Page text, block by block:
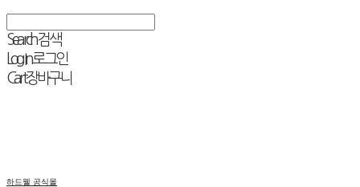
Search검색
Log In로그인
Cart장바구니
하드웰 공식몰